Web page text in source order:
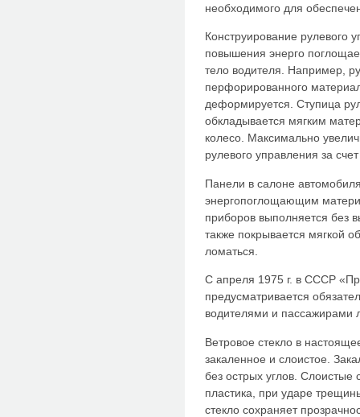
необходимого для
Конструирование рулевого
повышения энерго
тело водителя. Например,
перфорированного
деформируется. Ступица
обкладывается мягким
колесо. Максимально
рулевого управления за
Панели в салоне
энергопоглощающим
приборов выполняется без
также покрывается мягкой
ломаться.
С апреля 1975 г. в СССР
предусматривается
водителями и пассажирами
Ветровое стекло в
закаленное и слоистое.
без острых углов. Слоистые
пластика, при ударе
стекло сохраняет